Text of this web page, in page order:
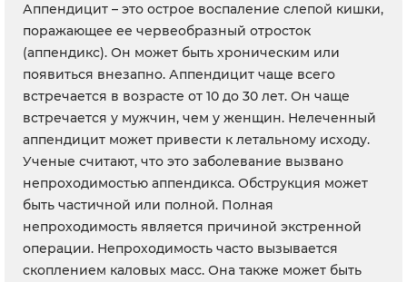
Аппендицит – это острое воспаление слепой кишки,
поражающее ее червеобразный отросток
(аппендикс). Он может быть хроническим или
появиться внезапно. Аппендицит чаще всего
встречается в возрасте от 10 до 30 лет. Он чаще
встречается у мужчин, чем у женщин. Нелеченный
аппендицит может привести к летальному исходу.
Ученые считают, что это заболевание вызвано
непроходимостью аппендикса. Обструкция может
быть частичной или полной. Полная
непроходимость является причиной экстренной
операции. Непроходимость часто вызывается
скоплением каловых масс. Она также может быть